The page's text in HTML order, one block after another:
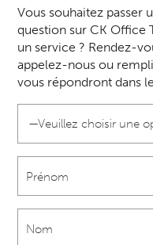
Vous souhaitez passer
question sur CK Office
un service ? Rendez-
appelez-nous ou
vous répondront dans